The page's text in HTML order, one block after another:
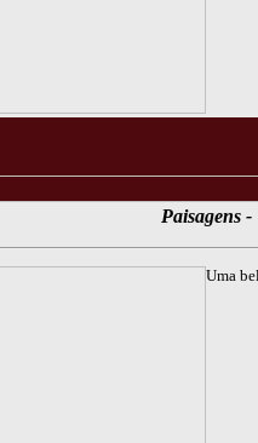
Paisagens
Uma